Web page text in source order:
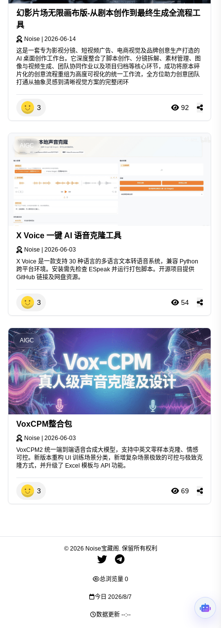
幻影片场无限画布版-从剧本创作到最终生成全流程工
具
Noise | 2026-06-14
这是一套专为影视分镜、短视频广告、电商视觉及品牌创意生产打造的
AI 桌面创作工作台。它深度整合了脚本创作、分镜拆解、素材管理、图
像与视频生成、团队协同作业以及项目归档等核心环节，成功将原本碎
片化的创意流程重组为高度可视化的统一工作流，全方位助力创意团队
打通从抽象灵感到清晰视觉方案的完整闭环
3 92
AIGC
X Voice 一键 AI 语音克隆工具
Noise
2026-06-03
X Voice 是一款支持 30 种语言的多语言文本转语音系统，兼容 Python
跨平台环境。安装需先检查 ESpeak 并运行打包脚本。开源项目提供
GitHub 链接及网盘资源。
3 54
AIGC
VoxCPM整合包
Noise
2026-06-03
VoxCPM2 统一端到端语音合成大模型，支持中英文零样本克隆、情感
可控。新版本重构 UI 训练场景分类，新增复杂场景极致的可控与极致克
隆方式，并升级了 Excel 模板与 API 功能。
3 69
© 2026 Noise宝藏阁. 保留所有权利
总浏览量 0
今日 2026/8/7
数据更新 --:--